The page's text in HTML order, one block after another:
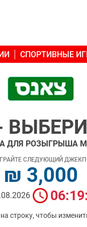
СПОРТИВНЫЕ
ДЛЯ РОЗЫГРЫША
СЛЕДУЮЩИЙ
₪ 3,000
строку, чтобы